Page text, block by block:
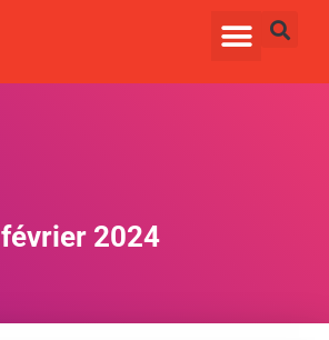
février 2024